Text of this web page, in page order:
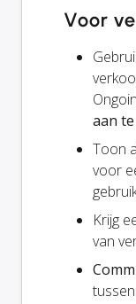
Voor
aan
Toon
voor
Krijg
van